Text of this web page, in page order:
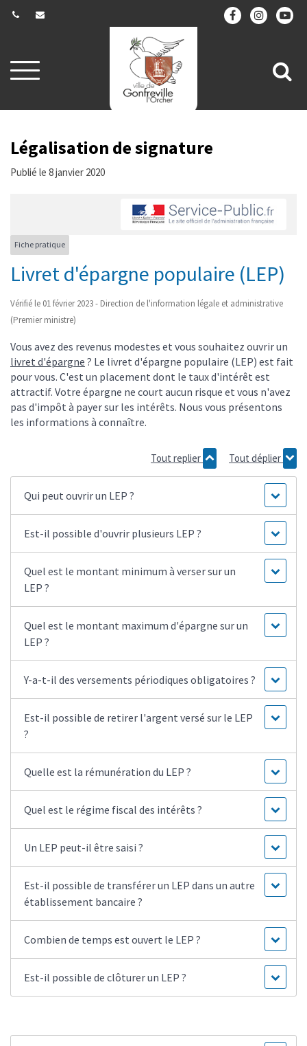
Aller
à
navigation
à
Légalisation de signature
Publié le 8 janvier 2020
Fiche pratique
Livret d'épargne populaire (LEP)
Vérifié le 01 février 2023 - Direction de l'information légale et administrative
(Premier ministre)
Vous avez des revenus modestes et vous souhaitez ouvrir un
livret d'épargne ? Le livret d'épargne populaire (LEP) est fait
pour vous. C'est un placement dont le taux d'intérêt est
attractif. Votre épargne ne court aucun risque et vous n'avez
pas d'impôt à payer sur les intérêts. Nous vous présentons
les informations à connaître.
Tout replier Tout déplier
Qui peut ouvrir un LEP ?
Est-il possible d'ouvrir plusieurs LEP ?
Quel est le montant minimum à verser sur un
LEP ?
Quel est le montant maximum d'épargne sur un
LEP ?
Y-a-t-il des versements périodiques obligatoires ?
Est-il possible de retirer l'argent versé sur le LEP
?
Quelle est la rémunération du LEP ?
Quel est le régime fiscal des intérêts ?
Un LEP peut-il être saisi ?
Est-il possible de transférer un LEP dans un autre
établissement bancaire ?
Combien de temps est ouvert le LEP ?
Est-il possible de clôturer un LEP ?